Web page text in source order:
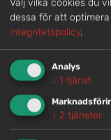
VIBROSLODA, ENKEL,
Välj vilka cookies du
dessa för att
integritetspolicy.
Analys
↓ 1 tjänst
↓ 2 tjänster